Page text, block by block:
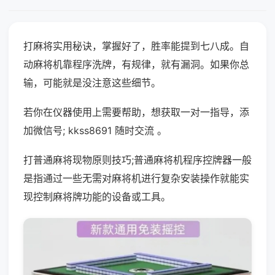
打麻将实用秘诀，掌握好了，胜率能提到七八成。自
动麻将机靠程序洗牌，有规律，就有漏洞。如果你总
输，可能就是没注意这些细节。
若你在仪器使用上需要帮助，想获取一对一指导，添
加微信号; kkss8691 随时交流 。
打普通麻将现物原则技巧;普通麻将机程序控牌器一般
是指通过一些无需对麻将机进行复杂安装操作就能实
现控制麻将牌功能的设备或工具。